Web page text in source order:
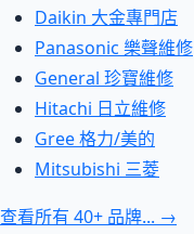
Daikin 大金專門店
Panasonic 樂聲維修
General 珍寶維修
Hitachi 日立維修
Gree 格力/美的
Mitsubishi 三菱
查看所有 40+ 品牌... →